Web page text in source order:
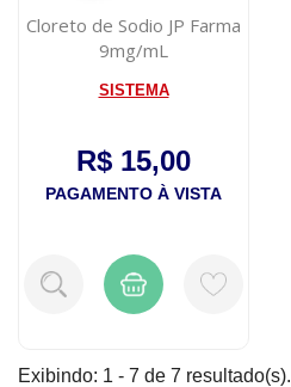
Cloreto de Sodio JP Farma
9mg/mL
SISTEMA
R$ 15,00
PAGAMENTO À VISTA
Exibindo: 1 - 7 de 7 resultado(s).